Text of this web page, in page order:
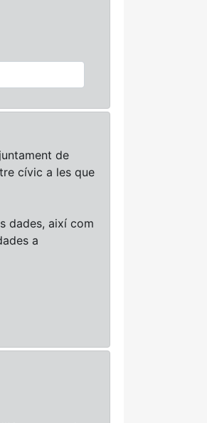
de
cívic a les que
dades, així com
a